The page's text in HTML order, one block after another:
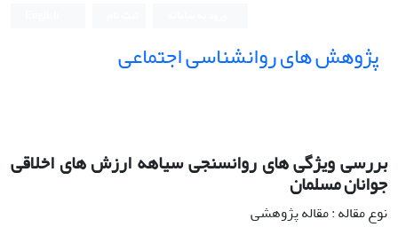
پژوهش های روانشناسی اجتماعی
بررسی ویژگی های روانسنجی سیاهه ارزش های اخلاقی
جوانان مسلمان
نوع مقاله : مقاله پژوهشی